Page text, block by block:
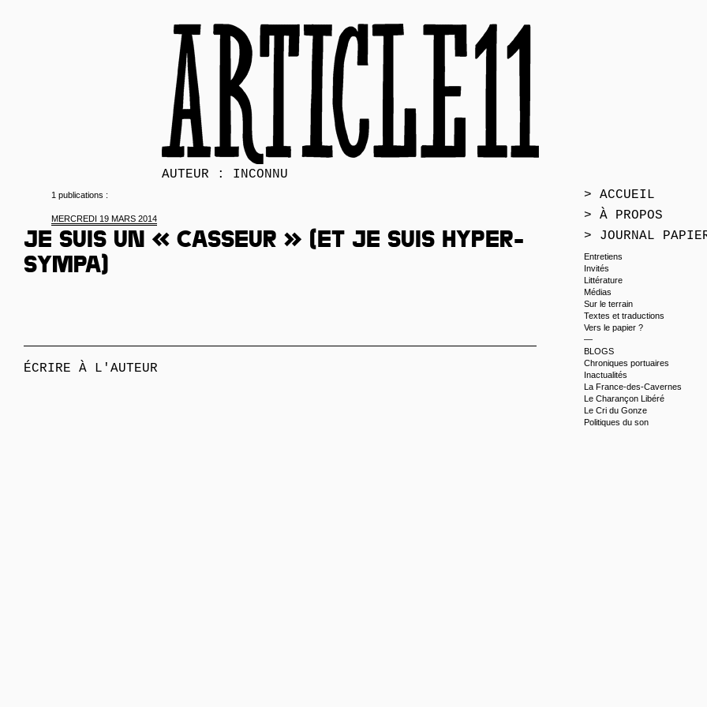
AUTEUR : INCONNU
1 publications :
MERCREDI 19 MARS 2014
Je suis un « casseur » (et je suis hyper-
sympa)
ÉCRIRE À L'AUTEUR
> ACCUEIL
> À PROPOS
> JOURNAL
Entretiens
Invités
Littérature
Médias
Sur le terrain
Textes et traductions
Vers le papier ?
—
BLOGS
Chroniques portuaires
Inactualités
La France-des-Cavernes
Le Charançon Libéré
Le Cri du Gonze
Politiques du son